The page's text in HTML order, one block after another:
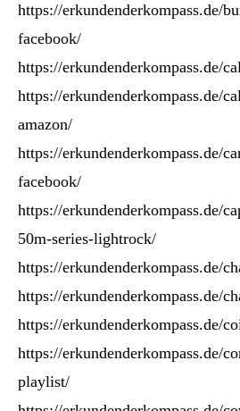
https://erkundenderkompass.de/
facebook/
https://erkundenderkompass.de/
https://erkundenderkompass.de/
amazon/
https://erkundenderkompass.de/
facebook/
https://erkundenderkompass.de/
50m-series-lightrock/
https://erkundenderkompass.de/
https://erkundenderkompass.de/
https://erkundenderkompass.de/
https://erkundenderkompass.de/
playlist/